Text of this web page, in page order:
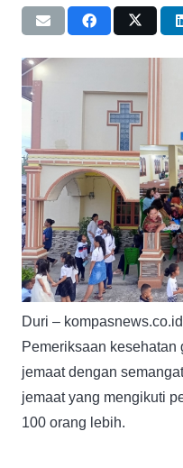
Duri – kompasnews.co.id
Pemeriksaan
jemaat dengan
jemaat yang mengikuti
100 orang lebih.